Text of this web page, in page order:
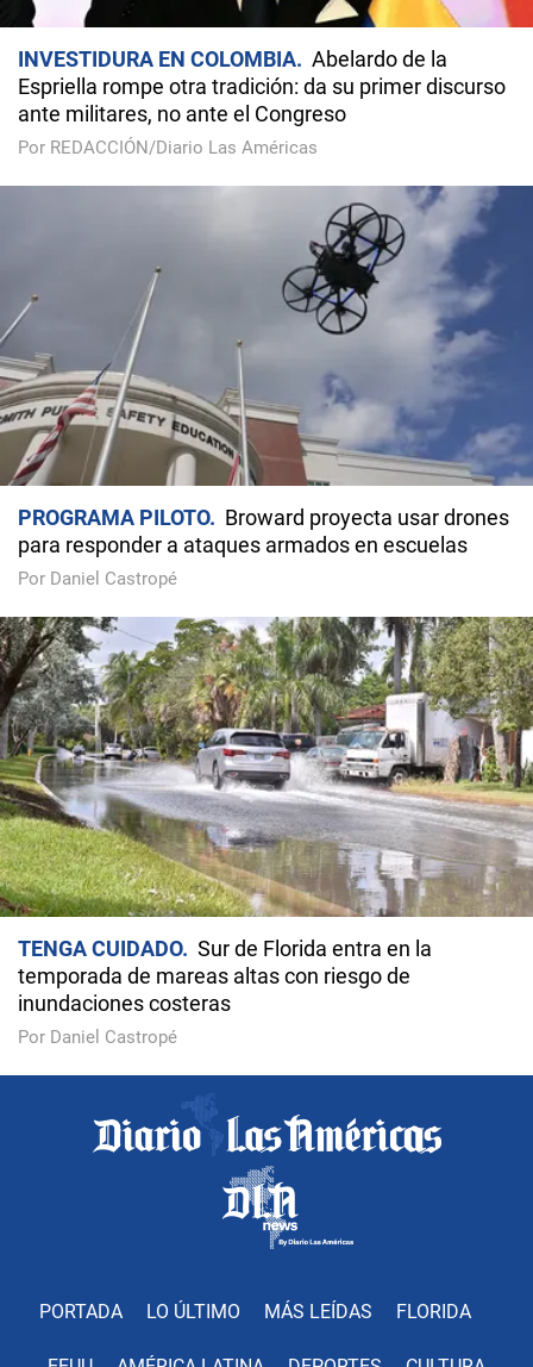
INVESTIDURA EN COLOMBIA
Abelardo de la
Espriella rompe otra tradición: da su primer discurso
ante militares, no ante el Congreso
Por REDACCIÓN/Diario Las Américas
PROGRAMA PILOTO
Broward proyecta usar drones
para responder a ataques armados en escuelas
Por Daniel Castropé
TENGA CUIDADO
Sur de Florida entra en la
temporada de mareas altas con riesgo de
inundaciones costeras
Por Daniel Castropé
PORTADA LO ÚLTIMO MÁS LEÍDAS FLORIDA